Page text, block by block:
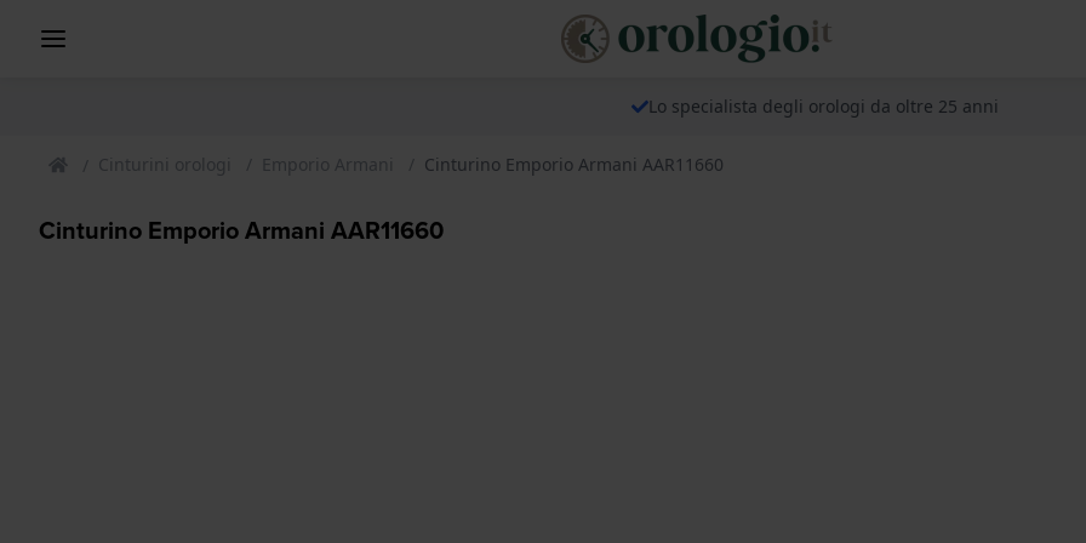
Lo specialista degli orologi da oltre 25 anni
Cinturini orologi Emporio Armani Cinturino Emporio Armani AAR11660
Cinturino Emporio Armani AAR11660